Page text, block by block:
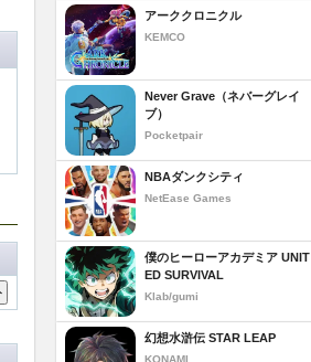
アーククロニクル
KEMCO
Never Grave（ネバーグレイ
ブ）
Pocketpair
NBAダンクシティ
NetEase Games
僕のヒーローアカデミア UNIT
ED SURVIVAL
Klab/gumi
幻想水滸伝 STAR LEAP
KONAMI